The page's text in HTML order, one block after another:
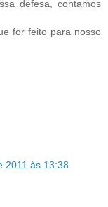
defesa, contamos
for feito para nosso
2011 às 13:38